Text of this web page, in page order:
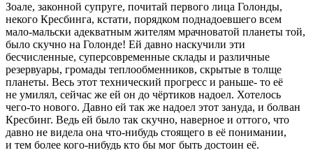
Зоале, законной супруге, почитай первого лица Голонды,
некого Кресбинга, кстати, порядком поднадоевшего всем
мало-мальски адекватным жителям мрачноватой планеты той,
было скучно на Голонде! Ей давно наскучили эти
бесчисленные, суперсовременные склады и различные
резервуары, громады теплообменников, скрытые в толще
планеты. Весь этот технический прогресс и раньше- то её
не умилял, сейчас же ей он до чёртиков надоел. Хотелось
чего-то нового. Давно ей так же надоел этот зануда, и болван
Кресбинг. Ведь ей было так скучно, наверное и оттого, что
давно не видела она что-нибудь стоящего в её понимании,
и тем более кого-нибудь кто бы мог быть достоин её.